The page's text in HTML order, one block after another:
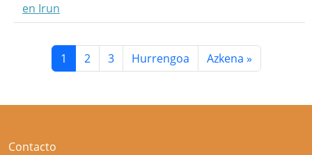
en Irun
Paginación
Página actual
1 Página
2 Página
3 Siguiente página
Hurrengoa Última página
Azkena »
Contacto